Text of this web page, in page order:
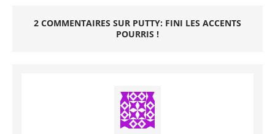
2 COMMENTAIRES SUR PUTTY: FINI LES ACCENTS
POURRIS !